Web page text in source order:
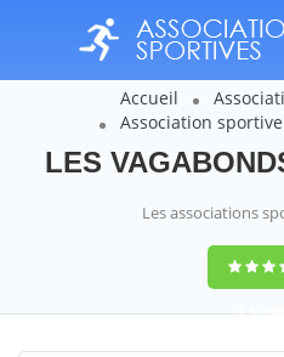
Accueil
Association sportive
LES
Les associations
9,4